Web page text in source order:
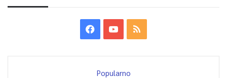
Popularno